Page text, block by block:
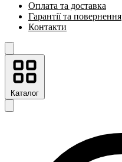
Оплата та доставка
Гарантії та повернення
Контакти
Каталог